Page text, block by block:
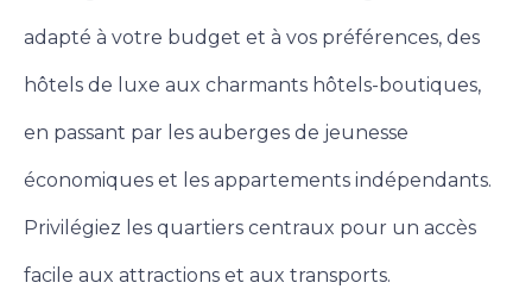
adapté à votre budget et à vos préférences, des
hôtels de luxe aux charmants hôtels-boutiques,
en passant par les auberges de jeunesse
économiques et les appartements indépendants.
Privilégiez les quartiers centraux pour un accès
facile aux attractions et aux transports.